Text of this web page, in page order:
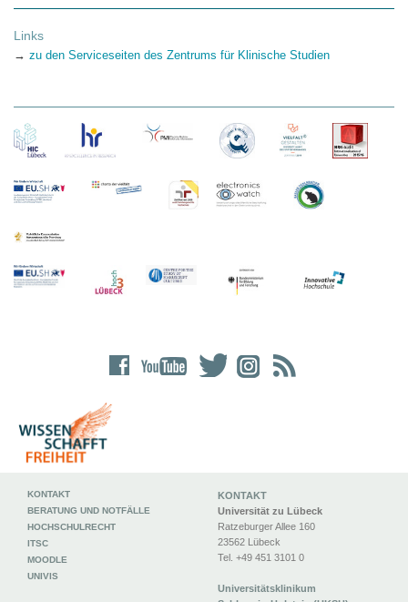
Links
→ zu den Serviceseiten des Zentrums für Klinische Studien
KONTAKT
Universität zu Lübeck
Ratzeburger Allee 160
23562 Lübeck
Tel. +49 451 3101 0
Universitätsklinikum
KONTAKT
BERATUNG UND NOTFÄLLE
HOCHSCHULRECHT
ITSC
MOODLE
UNIVIS